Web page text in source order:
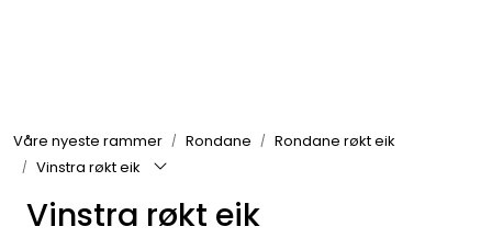
Våre nyeste rammer Rondane
Rondane røkt eik
Vinstra røkt eik
Vinstra røkt eik
Passepartout
Tilbehør til innramming